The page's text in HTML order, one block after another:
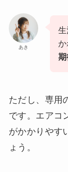
あき
期
ただし、専用
です。エアコ
がかかりやす
ょう。